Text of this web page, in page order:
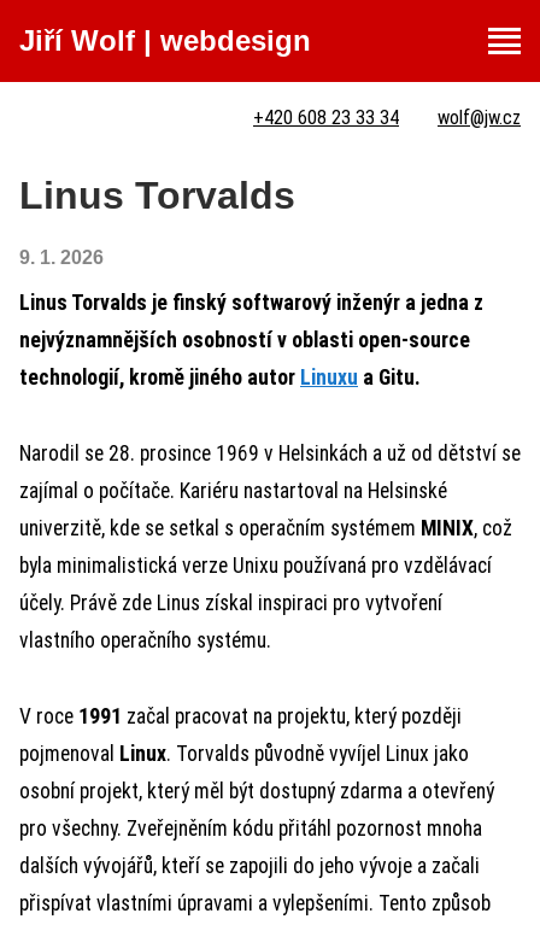
Jiří Wolf | webdesign
+420 608 23 33 34 wolf@jw.cz
Linus Torvalds
9. 1. 2026
Linus Torvalds je finský softwarový inženýr a jedna z
nejvýznamnějších osobností v oblasti open-source
technologií, kromě jiného autor Linuxu a Gitu.
Narodil se 28. prosince 1969 v Helsinkách a už od dětství se
zajímal o počítače. Kariéru nastartoval na Helsinské
univerzitě, kde se setkal s operačním systémem MINIX, což
byla minimalistická verze Unixu používaná pro vzdělávací
účely. Právě zde Linus získal inspiraci pro vytvoření
vlastního operačního systému.
V roce 1991 začal pracovat na projektu, který později
pojmenoval Linux. Torvalds původně vyvíjel Linux jako
osobní projekt, který měl být dostupný zdarma a otevřený
pro všechny. Zveřejněním kódu přitáhl pozornost mnoha
dalších vývojářů, kteří se zapojili do jeho vývoje a začali
přispívat vlastními úpravami a vylepšeními. Tento způsob